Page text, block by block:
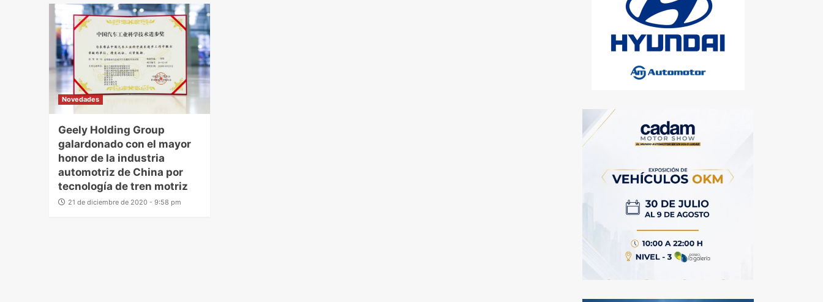
Novedades
Geely Holding Group
galardonado con el mayor
honor de la industria
automotriz de China por
tecnología de tren motriz
21 de diciembre de 2020 - 9:58 pm